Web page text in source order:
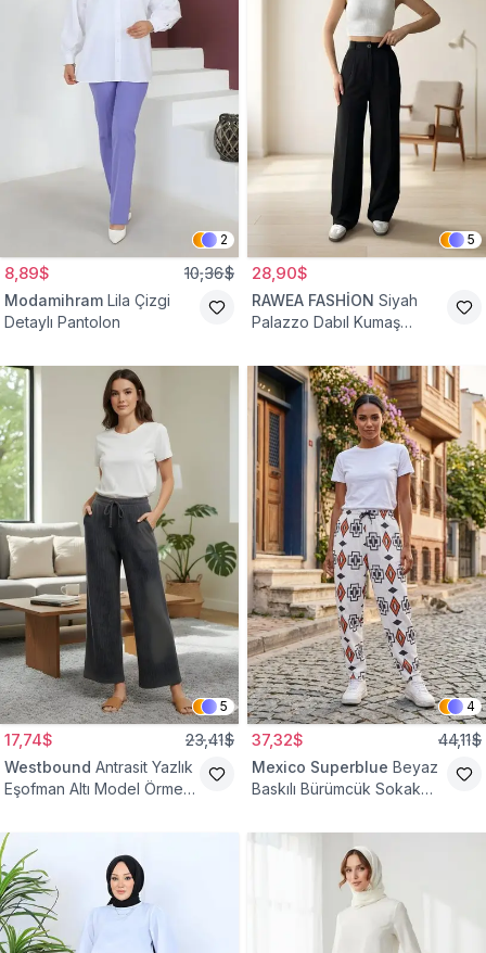
2
8,89$ 10,36$
Modamihram Lila Çizgi
Detaylı Pantolon
5
28,90$
RAWEA FASHİON Siyah
Palazzo Dabıl Kumaş
5
17,74$ 23,41$
Westbound Antrasit Yazlık
Eşofman Altı Model Örme
4
37,32$ 44,11$
Mexico Superblue Beyaz
Baskılı Bürümcük Sokak